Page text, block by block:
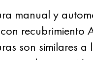
manual y
recubrimiento
son similares